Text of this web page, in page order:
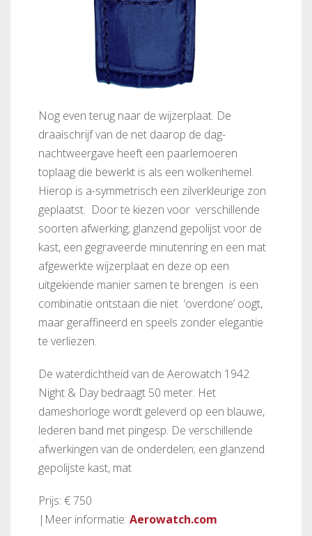
Nog even terug naar de wijzerplaat. De
draaischrijf van de net daarop de dag-
nachtweergave heeft een paarlemoeren
toplaag die bewerkt is als een wolkenhemel.
Hierop is a-symmetrisch een zilverkleurige zon
geplaatst. Door te kiezen voor verschillende
soorten afwerking; glanzend gepolijst voor de
kast, een gegraveerde minutenring en een mat
afgewerkte wijzerplaat en deze op een
uitgekiende manier samen te brengen is een
combinatie ontstaan die niet ‘overdone’ oogt,
maar geraffineerd en speels zonder elegantie
te verliezen.
De waterdichtheid van de Aerowatch 1942
Night & Day bedraagt 50 meter. Het
dameshorloge wordt geleverd op een blauwe,
lederen band met pingesp. De verschillende
afwerkingen van de onderdelen; een glanzend
gepolijste kast, mat
Prijs: € 750
|Meer informatie: Aerowatch.com